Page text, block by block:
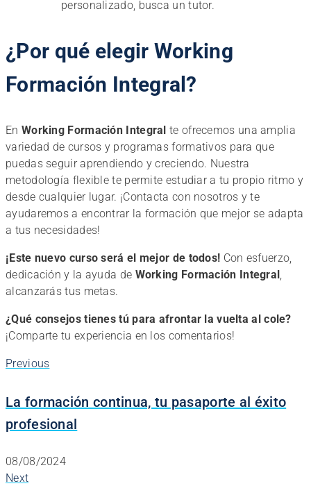
personalizado, busca un tutor.
¿Por qué elegir Working
Formación Integral?
En Working Formación Integral te ofrecemos una amplia
variedad de cursos y programas formativos para que
puedas seguir aprendiendo y creciendo. Nuestra
metodología flexible te permite estudiar a tu propio ritmo y
desde cualquier lugar. ¡Contacta con nosotros y te
ayudaremos a encontrar la formación que mejor se adapta
a tus necesidades!
¡Este nuevo curso será el mejor de todos! Con esfuerzo,
dedicación y la ayuda de Working Formación Integral,
alcanzarás tus metas.
¿Qué consejos tienes tú para afrontar la vuelta al cole?
¡Comparte tu experiencia en los comentarios!
Previous
La formación continua, tu pasaporte al éxito
profesional
08/08/2024
Next